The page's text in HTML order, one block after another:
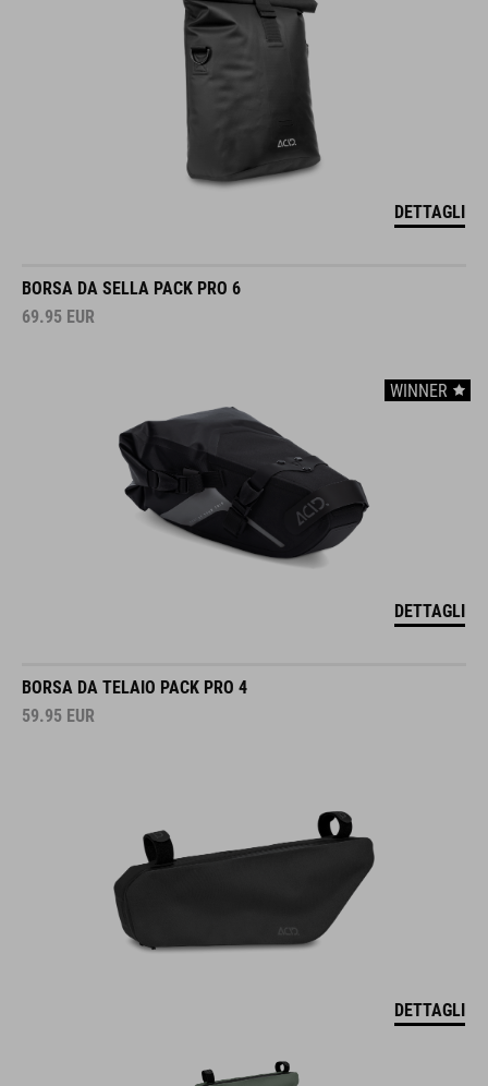
DETTAGLI
BORSA DA SELLA PACK PRO 6
69.95 EUR
WINNER
DETTAGLI
BORSA DA TELAIO PACK PRO 4
59.95 EUR
DETTAGLI